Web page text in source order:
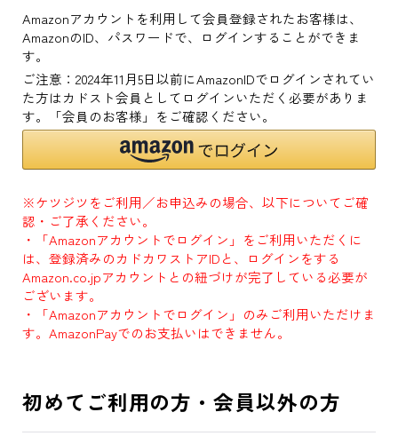
Amazonアカウントを利用して会員登録されたお客様は、
AmazonのID、パスワードで、ログインすることができま
す。
ご注意：2024年11月5日以前にAmazonIDでログインされてい
た方はカドスト会員としてログインいただく必要がありま
す。「会員のお客様」をご確認ください。
※ケツジツをご利用／お申込みの場合、以下についてご確
認・ご了承ください。
・「Amazonアカウントでログイン」をご利用いただくに
は、登録済みのカドカワストアIDと、ログインをする
Amazon.co.jpアカウントとの紐づけが完了している必要が
ございます。
・「Amazonアカウントでログイン」のみご利用いただけま
す。AmazonPayでのお支払いはできません。
初めてご利用の方・会員以外の方